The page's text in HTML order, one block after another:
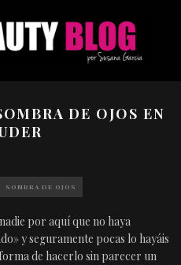
DE OJOS EN
SOMBRA DE OJOS
por aquí que no haya
y seguramente pocas lo hayáis
de hacerlo sin parecer un